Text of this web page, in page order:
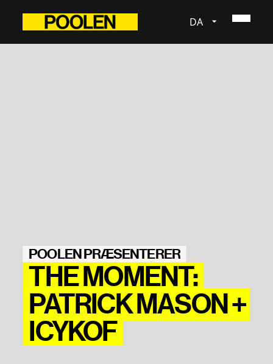
DA
POOLEN PRÆSENTERER
THE MOMENT:
PATRICK MASON +
ICYKOF